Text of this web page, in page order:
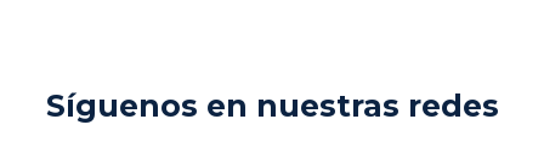
Síguenos en nuestras redes